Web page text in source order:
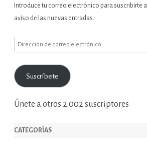
Introduce tu correo electrónico para suscribirte
aviso de las nuevas entradas.
Dirección
correo
electrónico
Suscríbete
Únete a otros 2.002 suscriptores
CATEGORÍAS